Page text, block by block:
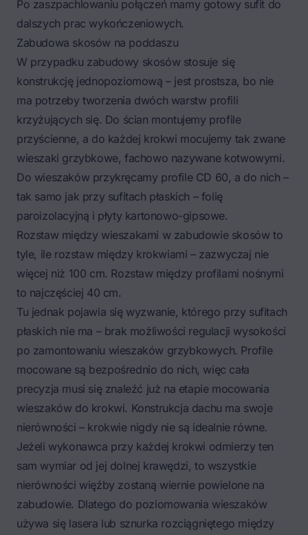
Po zaszpachlowaniu połączeń mamy gotowy sufit do
dalszych prac wykończeniowych.
Zabudowa skosów na poddaszu
W przypadku zabudowy skosów stosuje się
konstrukcję jednopoziomową – jest prostsza, bo nie
ma potrzeby tworzenia dwóch warstw profili
krzyżujących się. Do ścian montujemy profile
przyścienne, a do każdej krokwi mocujemy tak zwane
wieszaki grzybkowe, fachowo nazywane kotwowymi.
Do wieszaków przykręcamy profile CD 60, a do nich –
tak samo jak przy sufitach płaskich – folię
paroizolacyjną i płyty kartonowo-gipsowe.
Rozstaw między wieszakami w zabudowie skosów to
tyle, ile rozstaw między krokwiami – zazwyczaj nie
więcej niż 100 cm. Rozstaw między profilami nośnymi
to najczęściej 40 cm.
Tu jednak pojawia się wyzwanie, którego przy sufitach
płaskich nie ma – brak możliwości regulacji wysokości
po zamontowaniu wieszaków grzybkowych. Profile
mocowane są bezpośrednio do nich, więc cała
precyzja musi się znaleźć już na etapie mocowania
wieszaków do krokwi. Konstrukcja dachu ma swoje
nierówności – krokwie nigdy nie są idealnie równe.
Jeżeli wykonawca przy każdej krokwi odmierzy ten
sam wymiar od jej dolnej krawędzi, to wszystkie
nierówności więźby zostaną wiernie powielone na
zabudowie. Dlatego do poziomowania wieszaków
używa się lasera lub sznurka rozciągniętego między